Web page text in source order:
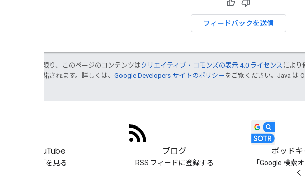
フィードバックを送信
特に記載のない限り、このページのコンテンツはクリエイティブ・コモンズの表示 4.0 ライセンス により
により使用許諾されます。詳しくは、 Google Developers サイトのポリシー をご覧ください。Java は
YouTube
動画を見る
ブログ
RSS フィードに登録する
ポッド
「Google 検索
く